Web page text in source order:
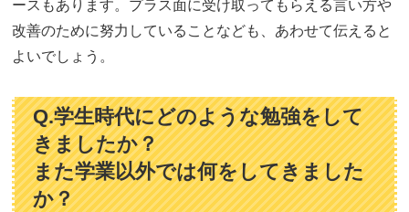
ースもあります。プラス面に受け取ってもらえる言い方や
改善のために努力していることなども、あわせて伝えると
よいでしょう。
Q.学生時代にどのような勉強をして
きましたか？
また学業以外では何をしてきました
か？